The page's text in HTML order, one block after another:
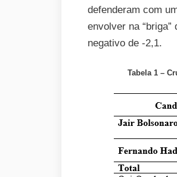
defenderam com
envolver na “briga”
negativo de -2,1.
Tabela 1 –